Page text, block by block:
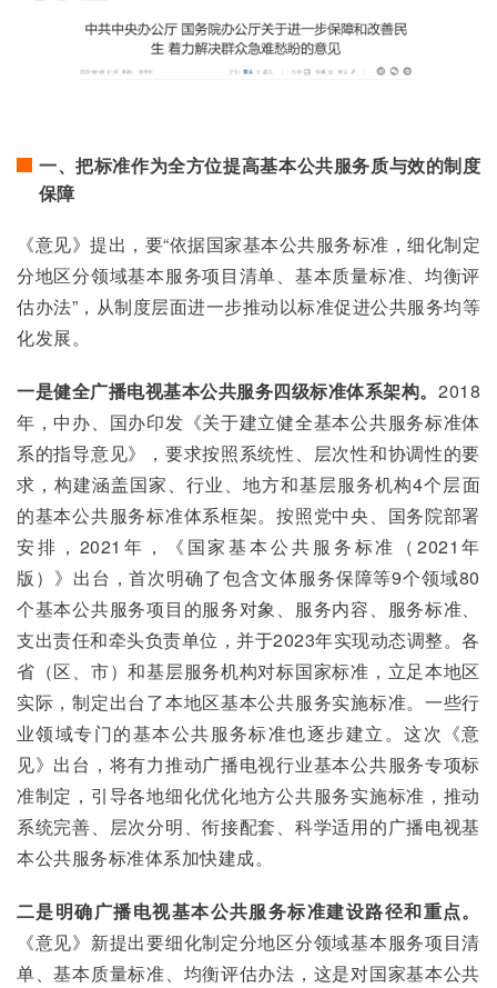
一、把标准作为全方位提高基本公共服务质与效的制度
保障
《意见》提出，要“依据国家基本公共服务标准，细化制定
分地区分领域基本服务项目清单、基本质量标准、均衡评
估办法”，从制度层面进一步推动以标准促进公共服务均等
化发展。
一是健全广播电视基本公共服务四级标准体系架构。 2018
年，中办、国办印发《关于建立健全基本公共服务标准体
系的指导意见》，要求按照系统性、层次性和协调性的要
求，构建涵盖国家、行业、地方和基层服务机构4个层面
的基本公共服务标准体系框架。按照党中央、国务院部署
安排，2021年，《国家基本公共服务标准（2021年
版）》出台，首次明确了包含文体服务保障等9个领域80
个基本公共服务项目的服务对象、服务内容、服务标准、
支出责任和牵头负责单位，并于2023年实现动态调整。各
省（区、市）和基层服务机构对标国家标准，立足本地区
实际，制定出台了本地区基本公共服务实施标准。一些行
业领域专门的基本公共服务标准也逐步建立。这次《意
见》出台，将有力推动广播电视行业基本公共服务专项标
准制定，引导各地细化优化地方公共服务实施标准，推动
系统完善、层次分明、衔接配套、科学适用的广播电视基
本公共服务标准体系加快建成。
二是明确广播电视基本公共服务标准建设路径和重点。
《意见》新提出要细化制定分地区分领域基本服务项目清
单、基本质量标准、均衡评估办法，这是对国家基本公共